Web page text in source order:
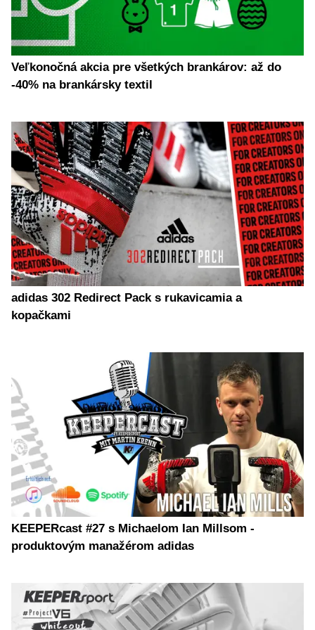
Veľkonočná akcia pre všetkých brankárov: až do
-40% na brankársky textil
adidas 302 Redirect Pack s rukavicamia a
kopačkami
KEEPERcast #27 s Michaelom Ian Millsom -
produktovým manažérom adidas